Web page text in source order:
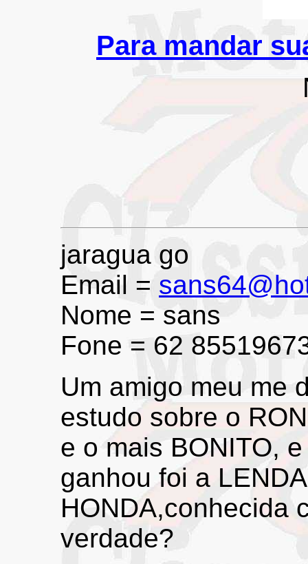
Para mandar
jaragua go
Email =
Nome = sans
Fone = 62
Um amigo meu me
estudo sobre o
e o mais BONITO,
ganhou foi a
HONDA,conhecida
verdade?